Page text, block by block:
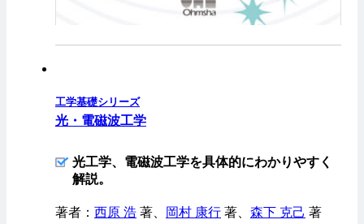
工学基礎シリーズ
光・電磁波工学
光工学、電磁波工学を具体的にわかりやすく
解説。
著者： 西原 浩 著、 岡村 康行 著、 森下 克己 著